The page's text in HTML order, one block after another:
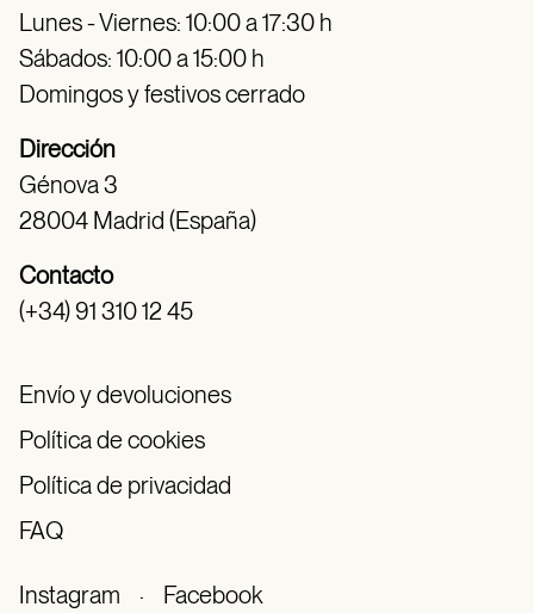
Lunes - Viernes: 10:00 a 17:30 h
Sábados: 10:00 a 15:00 h
Domingos y festivos cerrado
Dirección
Génova 3
28004 Madrid (España)
Contacto
(+34) 91 310 12 45
Envío y devoluciones
Política de cookies
Política de privacidad
FAQ
Instagram · Facebook